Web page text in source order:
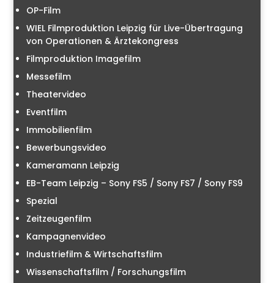
OP-Film
WIEL Filmproduktion Leipzig für Live-Übertragung
von Operationen & Ärztekongress
Filmproduktion Imagefilm
Messefilm
Theatervideo
Eventfilm
Immobilienfilm
Bewerbungsvideo
Kameramann Leipzig
EB-Team Leipzig – Sony FS5 / Sony FS7 / Sony FS9
Spezial
Zeitzeugenfilm
Kampagnenvideo
Industriefilm & Wirtschaftsfilm
Wissenschaftsfilm / Forschungsfilm